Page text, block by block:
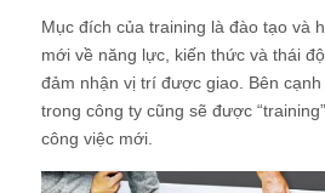
Mục đích của training là đào tạo và
mới về năng lực, kiến thức và thái
đảm nhận vị trí được giao. Bên
trong công ty cũng sẽ được
công việc mới.